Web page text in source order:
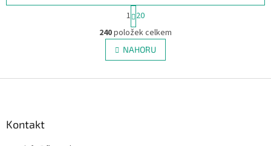
O
v
l
á
S
t
r
á
n
k
v
1 20
240položek celkem
NAHORU
Kontakt